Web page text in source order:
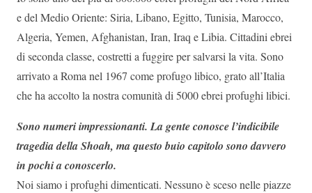
e del Medio Oriente: Siria, Libano, Egitto, Tunisia, Marocco,
Algeria, Yemen, Afghanistan, Iran, Iraq e Libia. Cittadini ebrei
di seconda classe, costretti a fuggire per salvarsi la vita. Sono
arrivato a Roma nel 1967 come profugo libico, grato all’Italia
che ha accolto la nostra comunità di 5000 ebrei profughi libici.
Sono numeri impressionanti. La gente conosce l’indicibile
tragedia della Shoah, ma questo buio capitolo sono davvero
in pochi a conoscerlo.
Noi siamo i profughi dimenticati. Nessuno è sceso nelle piazze